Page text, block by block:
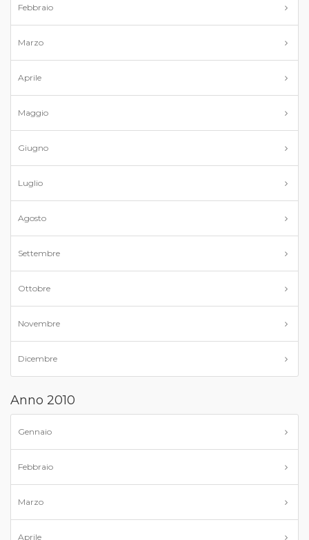
Febbraio
Marzo
Aprile
Maggio
Giugno
Luglio
Agosto
Settembre
Ottobre
Novembre
Dicembre
Anno 2010
Gennaio
Febbraio
Marzo
Aprile